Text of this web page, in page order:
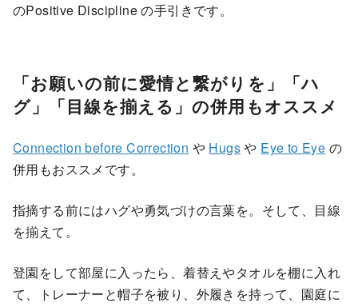
のPositive Discipline の手引きです。
「お願いの前に愛情と繋がりを」「ハ
グ」「目線を揃える」の併用もオススメ
Connection before Correction や Hugsや Eye to Eye の
併用もおススメです。
指摘する前にはハグや勇気づけの言葉を。そして、目線
を揃えて。
登園をして部屋に入ったら、着替えやタオルを棚に入れ
て、トレーナーと帽子を被り、外履きを持って、園庭に